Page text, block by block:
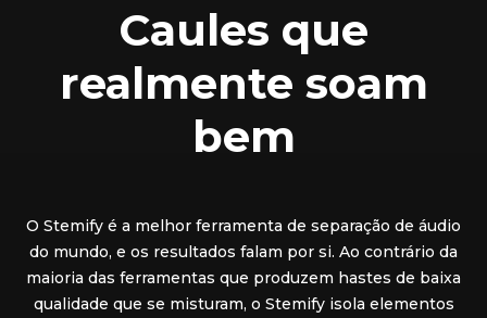
Caules que
realmente soam
bem
O Stemify é a melhor ferramenta de separação de áudio
do mundo, e os resultados falam por si. Ao contrário da
maioria das ferramentas que produzem hastes de baixa
qualidade que se misturam, o Stemify isola elementos